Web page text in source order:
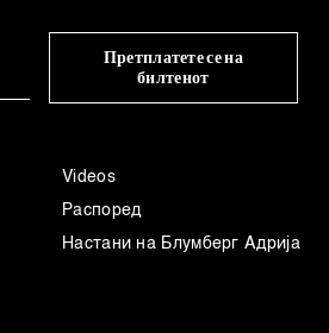
Претплатете се на
билтенот
Videos
Распоред
Настани на Блумберг Адрија